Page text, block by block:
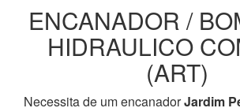
ENCANADOR /
HIDRAULICO
(ART)
Necessita de um encanadorJardim